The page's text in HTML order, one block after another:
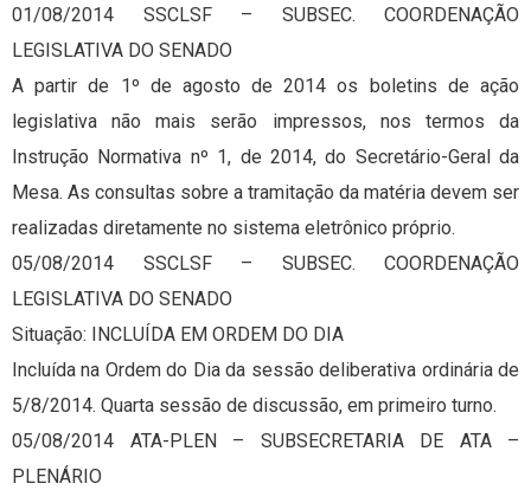
01/08/2014 SSCLSF – SUBSEC. COORDENAÇÃO
LEGISLATIVA DO SENADO
A partir de 1º de agosto de 2014 os boletins de ação
legislativa não mais serão impressos, nos termos da
Instrução Normativa nº 1, de 2014, do Secretário-Geral da
Mesa. As consultas sobre a tramitação da matéria devem ser
realizadas diretamente no sistema eletrônico próprio.
05/08/2014 SSCLSF – SUBSEC. COORDENAÇÃO
LEGISLATIVA DO SENADO
Situação: INCLUÍDA EM ORDEM DO DIA
Incluída na Ordem do Dia da sessão deliberativa ordinária de
5/8/2014. Quarta sessão de discussão, em primeiro turno.
05/08/2014 ATA-PLEN – SUBSECRETARIA DE ATA –
PLENÁRIO